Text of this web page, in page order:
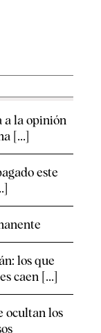
a la opinión
[...]
este
los que
caen [...]
ocultan los